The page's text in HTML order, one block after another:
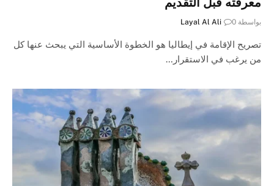
بواسطة Layal Al Ali 0
تصريح الإقامة في إيطاليا هو الخطوة الأساسية التي يبحث عنها كل
من يرغب في الاستقرار…